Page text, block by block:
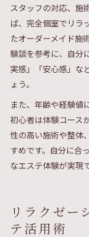
スタッフの対応、施
ば、完全個室でリラ
たオーダーメイド施
験談を参考に、自分
実感」「安心感」な
ょう。
また、年齢や経験値
初心者は体験コース
性の高い施術や整体
すめです。自分に合
なエステ体験が実現
リラクゼー
テ活用術